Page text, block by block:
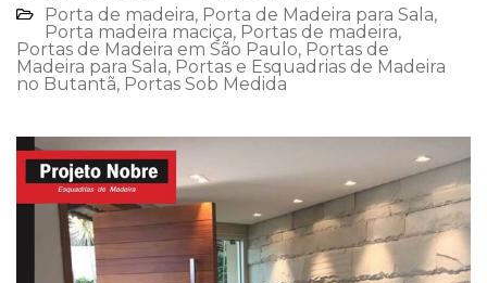
Porta de madeira, Porta de Madeira para Sala,
Porta madeira maciça, Portas de madeira,
Portas de Madeira em São Paulo, Portas de
Madeira para Sala, Portas e Esquadrias de Madeira
no Butantã, Portas Sob Medida